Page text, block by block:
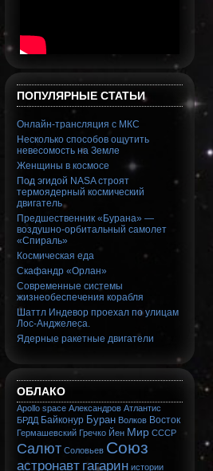
ПОПУЛЯРНЫЕ СТАТЬИ
Онлайн-трансляция с МКС
Несколько способов ощутить
невесомость на Земле
Женщины в космосе
Под эгидой NASA строят
термоядерный космический
двигатель
Предшественник «Бурана» —
воздушно-орбитальный самолет
«Спираль»
Космическая еда
Скафандр «Орлан»
Современные системы
жизнеобеспечения корабля
Шаттл Индевор проехал по улицам
Лос-Анджелеса.
Ядерные ракетные двигатели
ОБЛАКО
Apollo space Александров Атлантис
БРДД Байконур Буран Волков Восток
Гермашевский Гречко Йен Мир СССР
Салют Соловьев Союз
астронавт гагарин истории